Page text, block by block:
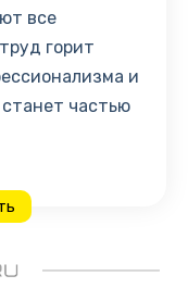
все
горит
и
частью